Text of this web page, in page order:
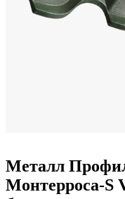
Металл
Монтерроса-S